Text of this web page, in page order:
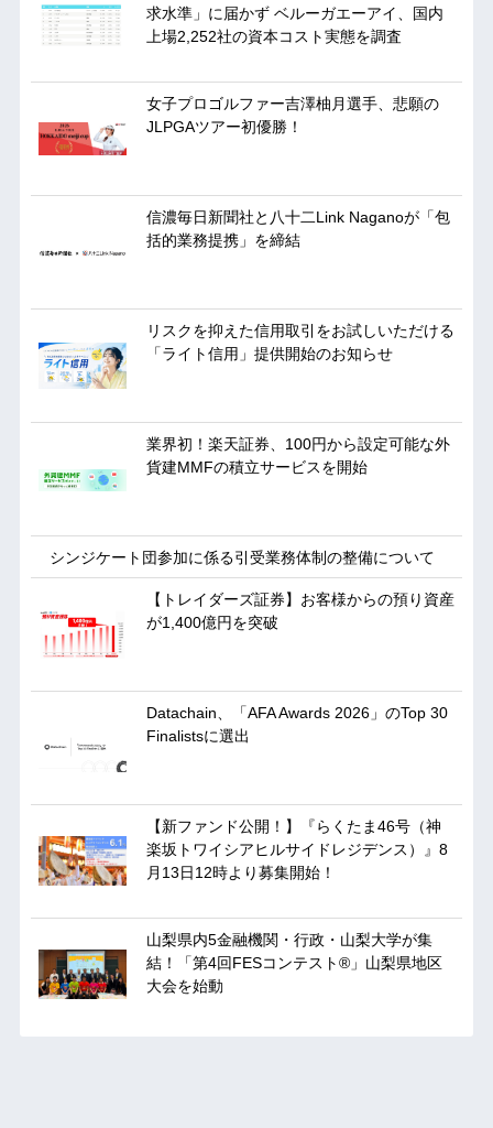
求水準」に届かず ベルーガエーアイ、国内
上場2,252社の資本コスト実態を調査
女子プロゴルファー吉澤柚月選手、悲願の
JLPGAツアー初優勝！
信濃毎日新聞社と八十二Link Naganoが「包
括的業務提携」を締結
リスクを抑えた信用取引をお試しいただける
「ライト信用」提供開始のお知らせ
業界初！楽天証券、100円から設定可能な外
貨建MMFの積立サービスを開始
シンジケート団参加に係る引受業務体制の整備について
【トレイダーズ証券】お客様からの預り資産
が1,400億円を突破
Datachain、「AFA Awards 2026」のTop 30
Finalistsに選出
【新ファンド公開！】『らくたま46号（神
楽坂トワイシアヒルサイドレジデンス）』8
月13日12時より募集開始！
山梨県内5金融機関・行政・山梨大学が集
結！「第4回FESコンテスト®」山梨県地区
大会を始動